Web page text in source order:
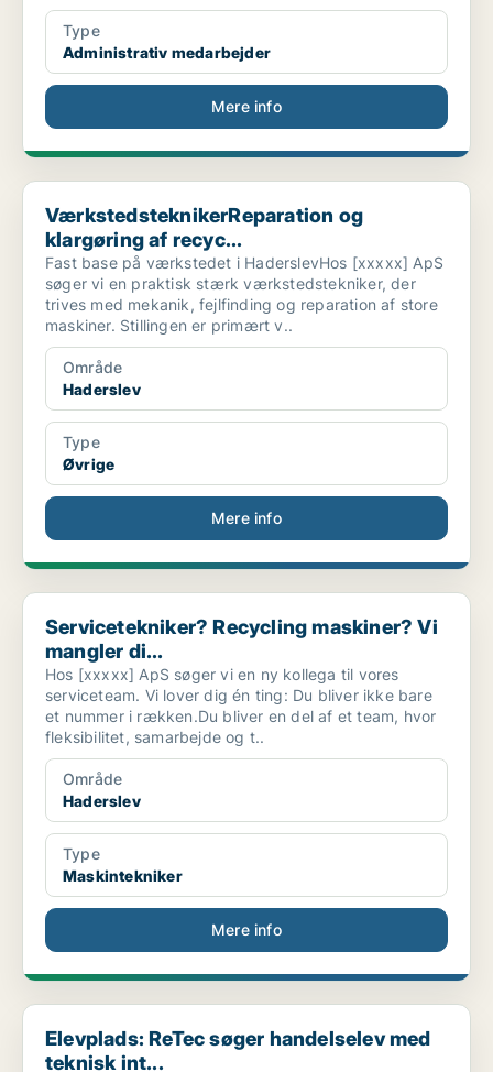
Type
Administrativ medarbejder
Mere info
VærkstedsteknikerReparation og klargøring af recyc...
VærkstedsteknikerReparation og
klargøring af recyc...
Fast base på værkstedet i HaderslevHos [xxxxx] ApS
søger vi en praktisk stærk værkstedstekniker, der
trives med mekanik, fejlfinding og reparation af store
maskiner. Stillingen er primært v..
Område
Haderslev
Type
Øvrige
Mere info
Servicetekniker? Recycling maskiner? Vi mangler di...
Servicetekniker? Recycling maskiner? Vi
mangler di...
Hos [xxxxx] ApS søger vi en ny kollega til vores
serviceteam. Vi lover dig én ting: Du bliver ikke bare
et nummer i rækken.Du bliver en del af et team, hvor
fleksibilitet, samarbejde og t..
Område
Haderslev
Type
Maskintekniker
Mere info
Elevplads: ReTec søger handelselev med teknisk int...
Elevplads: ReTec søger handelselev med
teknisk int...